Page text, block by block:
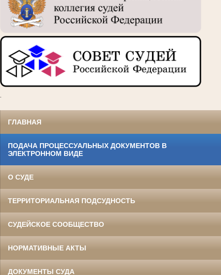
.
ГЛАВНАЯ
ПОДАЧА ПРОЦЕССУАЛЬНЫХ ДОКУМЕНТОВ В
ЭЛЕКТРОННОМ ВИДЕ
О СУДЕ
ТЕРРИТОРИАЛЬНАЯ ПОДСУДНОСТЬ
СУДЕЙСКОЕ СООБЩЕСТВО
НОРМАТИВНЫЕ АКТЫ
ДОКУМЕНТЫ СУДА